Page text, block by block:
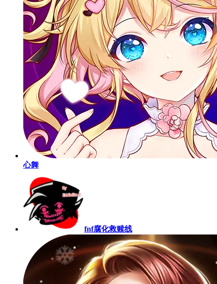
心舞
fnf腐化救赎线